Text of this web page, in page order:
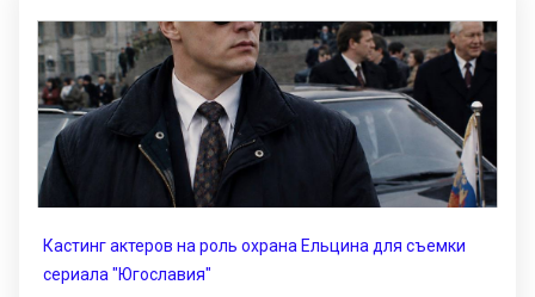
Кастинг актеров на роль охрана Ельцина для съемки
сериала "Югославия"